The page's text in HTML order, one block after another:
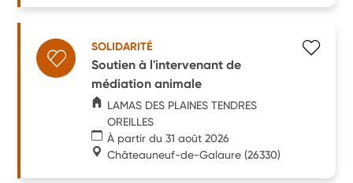
SOLIDARITÉ
Soutien à l'intervenant de
médiation animale
LAMAS DES PLAINES TENDRES
OREILLES
À partir du 31 août 2026
Châteauneuf-de-Galaure (26330)